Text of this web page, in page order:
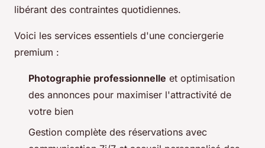
libérant des contraintes quotidiennes.
Voici les services essentiels d'une conciergerie
premium :
Photographie professionnelle et optimisation
des annonces pour maximiser l'attractivité de
votre bien
Gestion complète des réservations avec